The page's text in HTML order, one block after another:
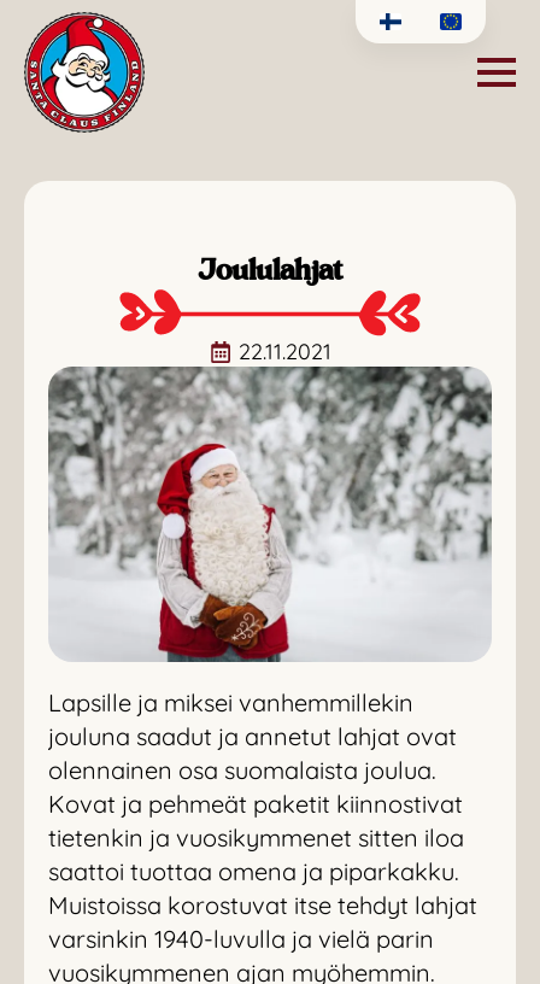
Joululahjat
22.11.2021
Lapsille ja miksei vanhemmillekin
jouluna saadut ja annetut lahjat ovat
olennainen osa suomalaista joulua.
Kovat ja pehmeät paketit kiinnostivat
tietenkin ja vuosikymmenet sitten iloa
saattoi tuottaa omena ja piparkakku.
Muistoissa korostuvat itse tehdyt lahjat
varsinkin 1940-luvulla ja vielä parin
vuosikymmenen ajan myöhemmin.